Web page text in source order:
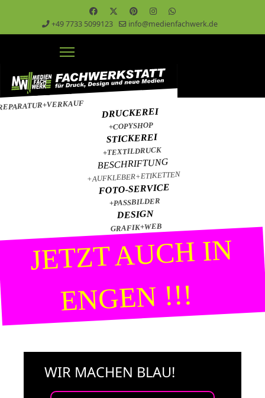
+49 7733 5099123 info@medienfachwerk.de
PC & NETZWERK
DRUCKEREI
+COPYSHOP
STICKEREI
+TEXTILDRUCK
BESCHRIFTUNG
+AUFKLEBER+ETIKETTEN
FOTO-SERVICE
+PASSBILDER
DESIGN
GRAFIK+WEB
JETZT AUCH IN
ENGEN !!!
WIR MACHEN BLAU!